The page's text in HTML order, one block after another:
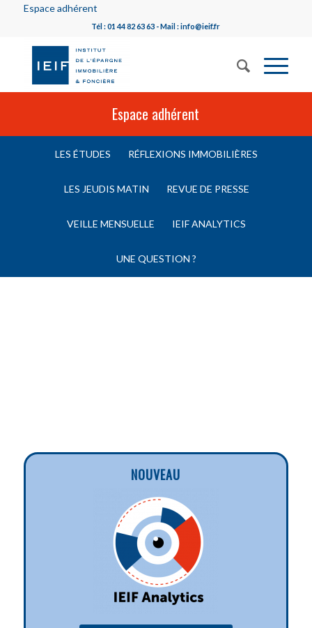
Espace adhérent
Tél : 01 44 82 63 63 - Mail : info@ieif.fr
Espace adhérent
LES ÉTUDES RÉFLEXIONS IMMOBILIÈRES
LES JEUDIS MATIN REVUE DE PRESSE
VEILLE MENSUELLE IEIF ANALYTICS
UNE QUESTION ?
NOUVEAU